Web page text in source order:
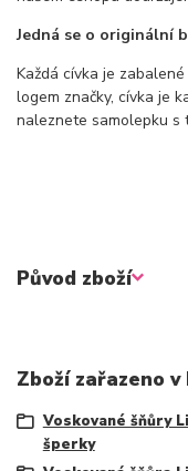
Jedná se o originální
Každá cívka je
logem značky, cívka je
naleznete samolepku s
Původ zboží
Zboží zařazeno
Voskované šňůry
šperky